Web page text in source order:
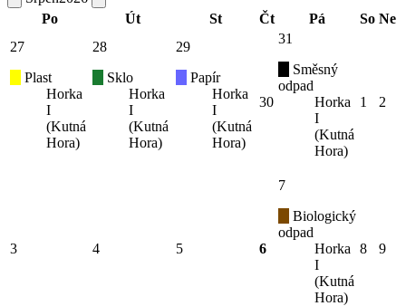
Po
Út St Čt Pá So Ne
27
Plast
Horka
I
(Kutná
Hora)
28
Sklo
Horka
I
(Kutná
Hora)
29
Papír
Horka
I
(Kutná
Hora)
30
31
Směsný
odpad
Horka
I
(Kutná
Hora)
1 2
3 4 5 6
7
Biologický
odpad
Horka
I
(Kutná
Hora)
8 9